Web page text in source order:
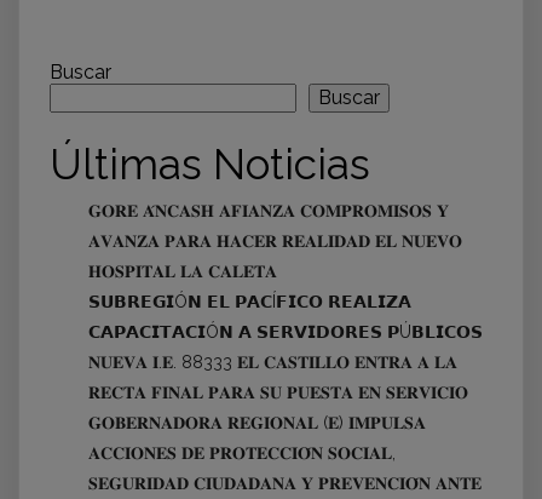
Buscar
Buscar
Últimas Noticias
𝐆𝐎𝐑𝐄 𝐀́𝐍𝐂𝐀𝐒𝐇 𝐀𝐅𝐈𝐀𝐍𝐙𝐀 𝐂𝐎𝐌𝐏𝐑𝐎𝐌𝐈𝐒𝐎𝐒 𝐘
𝐀𝐕𝐀𝐍𝐙𝐀 𝐏𝐀𝐑𝐀 𝐇𝐀𝐂𝐄𝐑 𝐑𝐄𝐀𝐋𝐈𝐃𝐀𝐃 𝐄𝐋 𝐍𝐔𝐄𝐕𝐎
𝐇𝐎𝐒𝐏𝐈𝐓𝐀𝐋 𝐋𝐀 𝐂𝐀𝐋𝐄𝐓𝐀
𝗦𝗨𝗕𝗥𝗘𝗚𝗜Ó𝗡 𝗘𝗟 𝗣𝗔𝗖Í𝗙𝗜𝗖𝗢 𝗥𝗘𝗔𝗟𝗜𝗭𝗔
𝗖𝗔𝗣𝗔𝗖𝗜𝗧𝗔𝗖𝗜Ó𝗡 𝗔 𝗦𝗘𝗥𝗩𝗜𝗗𝗢𝗥𝗘𝗦 𝗣Ú𝗕𝗟𝗜𝗖𝗢𝗦
𝐍𝐔𝐄𝐕𝐀 𝐈.𝐄. 88333 𝐄𝐋 𝐂𝐀𝐒𝐓𝐈𝐋𝐋𝐎 𝐄𝐍𝐓𝐑𝐀 𝐀 𝐋𝐀
𝐑𝐄𝐂𝐓𝐀 𝐅𝐈𝐍𝐀𝐋 𝐏𝐀𝐑𝐀 𝐒𝐔 𝐏𝐔𝐄𝐒𝐓𝐀 𝐄𝐍 𝐒𝐄𝐑𝐕𝐈𝐂𝐈𝐎
𝐆𝐎𝐁𝐄𝐑𝐍𝐀𝐃𝐎𝐑𝐀 𝐑𝐄𝐆𝐈𝐎𝐍𝐀𝐋 (𝐄) 𝐈𝐌𝐏𝐔𝐋𝐒𝐀
𝐀𝐂𝐂𝐈𝐎𝐍𝐄𝐒 𝐃𝐄 𝐏𝐑𝐎𝐓𝐄𝐂𝐂𝐈𝐎́𝐍 𝐒𝐎𝐂𝐈𝐀𝐋,
𝐒𝐄𝐆𝐔𝐑𝐈𝐃𝐀𝐃 𝐂𝐈𝐔𝐃𝐀𝐃𝐀𝐍𝐀 𝐘 𝐏𝐑𝐄𝐕𝐄𝐍𝐂𝐈𝐎́𝐍 𝐀𝐍𝐓𝐄